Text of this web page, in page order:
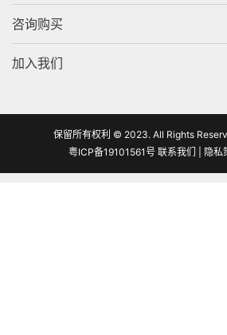
咨询购买
加入我们
保留所有权利 © 2023. All Rights
粤ICP备19101561号 联系我们 隐私